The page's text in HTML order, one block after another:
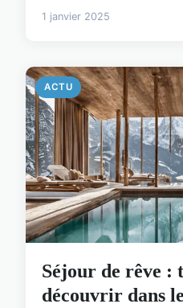
1 janvier 2025
ACTU
Séjour de rêve :
découvrir dans